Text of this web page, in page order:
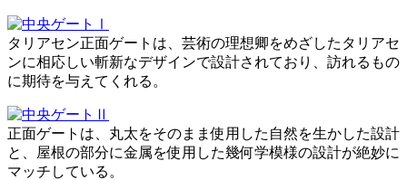
タリアセン正面ゲートは、芸術の理想卿をめざしたタリアセ
ンに相応しい斬新なデザインで設計されており、訪れるもの
に期待を与えてくれる。
正面ゲートは、丸太をそのまま使用した自然を生かした設計
と、屋根の部分に金属を使用した幾何学模様の設計が絶妙に
マッチしている。